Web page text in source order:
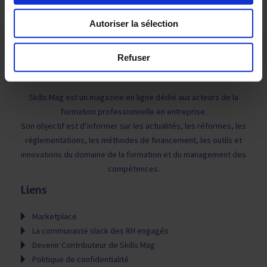
Autoriser la sélection
Refuser
Skills Mag est un magazine en ligne dédié aux acteurs de la
formation professionnelle en entreprise.
Son objectif est d’informer sur les actualités, les réformes, les
réglementations, les méthodes de financement, les outils et
innovations du domaine de la formation et du management des
compétences.
Liens
Marketplace
La communauté slack des RH engagés
Devenir Contributeur de Skills Mag
Politique de confidentialité